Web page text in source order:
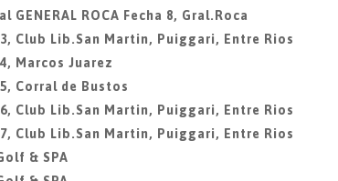
ROCA Fecha 8, Gral.Roca
Club Lib.San Martin, Puiggari, Entre Rios
Marcos Juarez
Corral de Bustos
Club Lib.San Martin, Puiggari, Entre Rios
Club Lib.San Martin, Puiggari, Entre Rios
& SPA